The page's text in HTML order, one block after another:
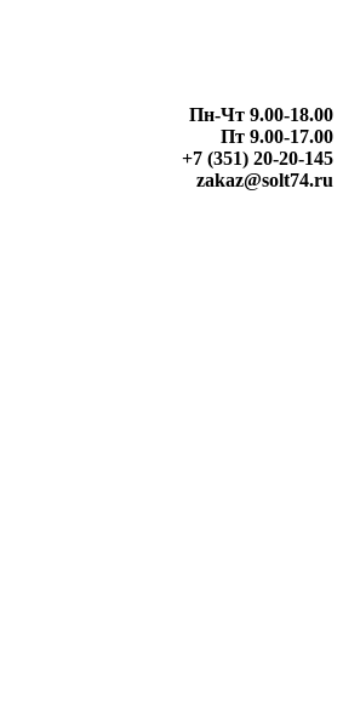
Пн-Чт 9.00-18.00
Пт 9.00-17.00
+7 (351) 20-20-145
zakaz@solt74.ru